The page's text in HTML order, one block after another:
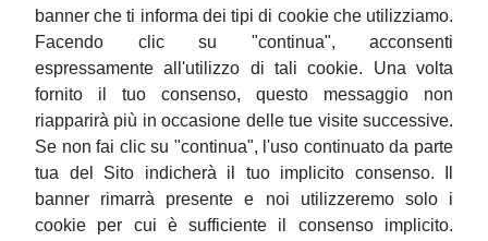
banner che ti informa dei tipi di cookie che utilizziamo.
Facendo clic su "continua", acconsenti
espressamente all'utilizzo di tali cookie. Una volta
fornito il tuo consenso, questo messaggio non
riapparirà più in occasione delle tue visite successive.
Se non fai clic su "continua", l'uso continuato da parte
tua del Sito indicherà il tuo implicito consenso. Il
banner rimarrà presente e noi utilizzeremo solo i
cookie per cui è sufficiente il consenso implicito.